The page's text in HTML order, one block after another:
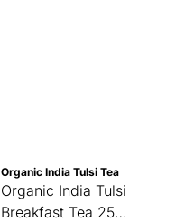
Organic India Tulsi Tea
Organic India Tulsi
Breakfast Tea 25